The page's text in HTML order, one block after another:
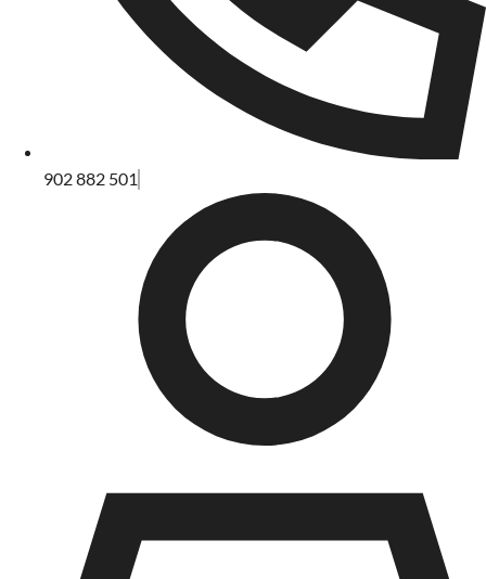
902 882 501